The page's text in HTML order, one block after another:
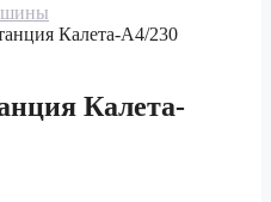
Калета-А4/230
Калета-